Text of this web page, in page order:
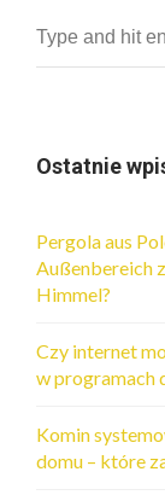
Ostatnie
Pergola aus
Außenbereich
Himmel?
Czy internet
w programach
Komin
domu – które